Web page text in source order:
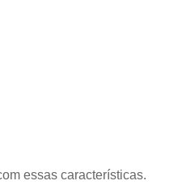
essas características.